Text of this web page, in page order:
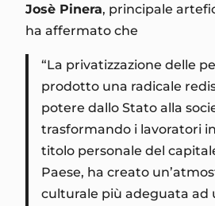
Josè Pinera, principale
ha affermato che
“La privatizzazione delle
prodotto una radicale
potere dallo Stato alla
trasformando i lavoratori
titolo personale del
Paese, ha creato
culturale più adeguata ad